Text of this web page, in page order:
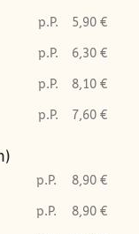
p.P. 5,90 €
p.P. 6,30 €
p.P. 8,10 €
p.P. 7,60 €
p.P. 8,90 €
p.P. 8,90 €